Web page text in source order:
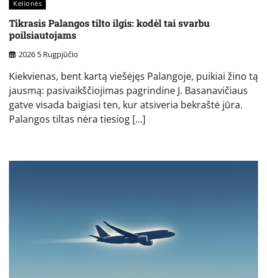
Kelionės
Tikrasis Palangos tilto ilgis: kodėl tai svarbu
poilsiautojams
2026 5 Rugpjūčio
Kiekvienas, bent kartą viešėjęs Palangoje, puikiai žino tą
jausmą: pasivaikščiojimas pagrindine J. Basanavičiaus
gatve visada baigiasi ten, kur atsiveria bekraštė jūra.
Palangos tiltas nėra tiesiog […]